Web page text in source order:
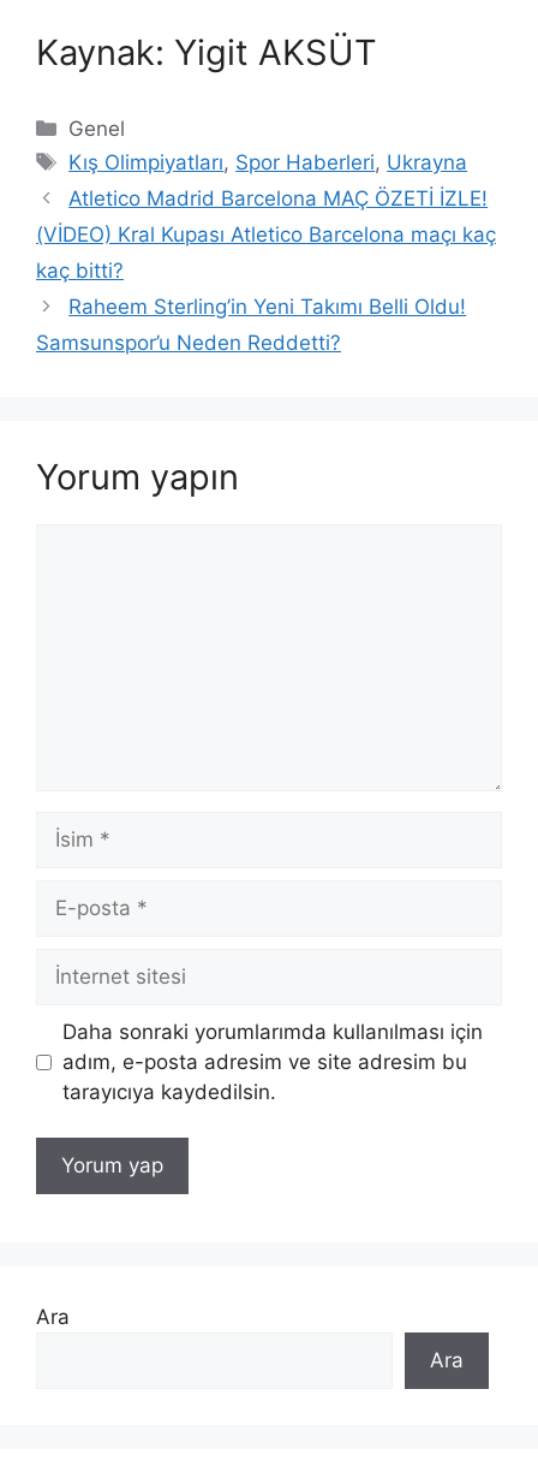
Kaynak: Yigit AKSÜT
Kategoriler
Genel
Etiketler
Kış Olimpiyatları, Spor Haberleri, Ukrayna
Atletico Madrid Barcelona MAÇ ÖZETİ İZLE!
(VİDEO) Kral Kupası Atletico Barcelona maçı kaç
kaç bitti?
Raheem Sterling’in Yeni Takımı Belli Oldu!
Samsunspor’u Neden Reddetti?
Yorum yapın
İsim
posta
İnternet
sitesi
Daha sonraki yorumlarımda kullanılması için
adım, e-posta adresim ve site adresim bu
tarayıcıya kaydedilsin.
Ara
Ara